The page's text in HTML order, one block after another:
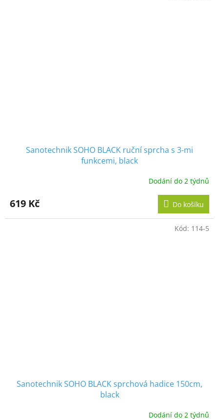
Sanotechnik SOHO BLACK ruční sprcha s 3-mi
funkcemi, black
Dodání do 2 týdnů
619 Kč Do košíku
Sanotechnik SOHO BLACK sprchová hadice 150cm,
black
Dodání do 2 týdnů
Kód: 114-5